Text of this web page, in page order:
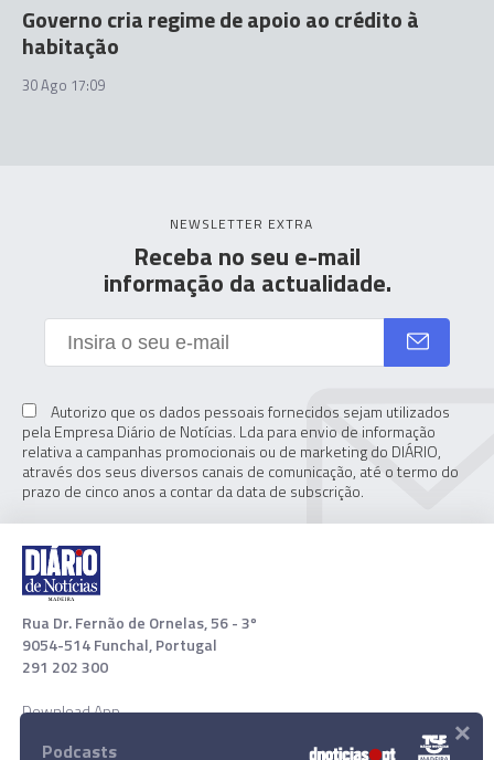
Governo cria regime de apoio ao crédito à
habitação
30 Ago 17:09
NEWSLETTER EXTRA
Receba no seu e-mail
informação da actualidade.
Autorizo que os dados pessoais fornecidos sejam utilizados
pela Empresa Diário de Notícias. Lda para envio de informação
relativa a campanhas promocionais ou de marketing do DIÁRIO,
através dos seus diversos canais de comunicação, até o termo do
prazo de cinco anos a contar da data de subscrição.
Rua Dr. Fernão de Ornelas, 56 - 3º
9054-514 Funchal, Portugal
291 202 300
Download App
Podcasts ×